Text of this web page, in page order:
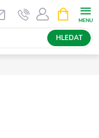
HLEDAT
NÁKUPNÍ
KOŠÍK